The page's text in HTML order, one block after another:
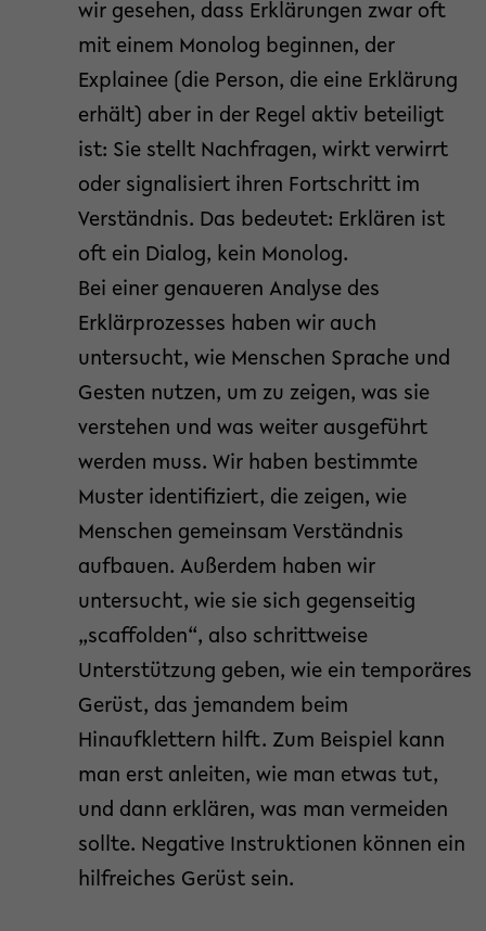
wir gesehen, dass Erklärungen zwar oft
mit einem Monolog beginnen, der
Explainee (die Person, die eine Erklärung
erhält) aber in der Regel aktiv beteiligt
ist: Sie stellt Nachfragen, wirkt verwirrt
oder signalisiert ihren Fortschritt im
Verständnis. Das bedeutet: Erklären ist
oft ein Dialog, kein Monolog.
Bei einer genaueren Analyse des
Erklärprozesses haben wir auch
untersucht, wie Menschen Sprache und
Gesten nutzen, um zu zeigen, was sie
verstehen und was weiter ausgeführt
werden muss. Wir haben bestimmte
Muster identifiziert, die zeigen, wie
Menschen gemeinsam Verständnis
aufbauen. Außerdem haben wir
untersucht, wie sie sich gegenseitig
„scaffolden“, also schrittweise
Unterstützung geben, wie ein temporäres
Gerüst, das jemandem beim
Hinaufklettern hilft. Zum Beispiel kann
man erst anleiten, wie man etwas tut,
und dann erklären, was man vermeiden
sollte. Negative Instruktionen können ein
hilfreiches Gerüst sein.